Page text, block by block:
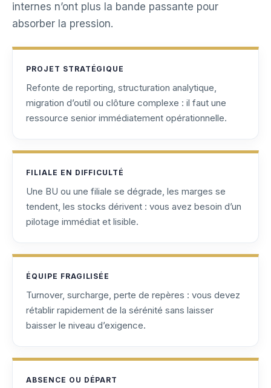
internes n’ont plus la bande passante pour
absorber la pression.
PROJET STRATÉGIQUE
Refonte de reporting, structuration analytique,
migration d’outil ou clôture complexe : il faut une
ressource senior immédiatement opérationnelle.
FILIALE EN DIFFICULTÉ
Une BU ou une filiale se dégrade, les marges se
tendent, les stocks dérivent : vous avez besoin d’un
pilotage immédiat et lisible.
ÉQUIPE FRAGILISÉE
Turnover, surcharge, perte de repères : vous devez
rétablir rapidement de la sérénité sans laisser
baisser le niveau d’exigence.
ABSENCE OU DÉPART